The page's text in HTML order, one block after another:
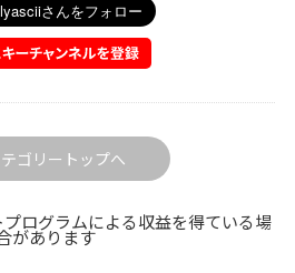
ゴリートップへ
ログラムによる収益を得ている場
があります